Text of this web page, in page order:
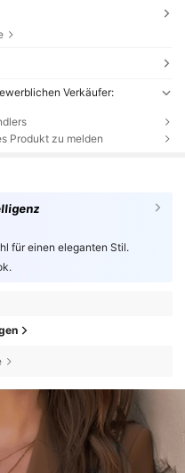
Verkäufer:
Produkt zu melden
für einen eleganten Stil.